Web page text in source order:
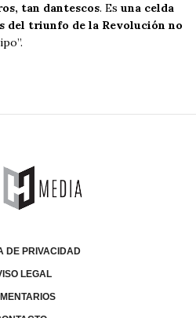
tan dantescos. Es una celda
del triunfo de la Revolución no
DE PRIVACIDAD
LEGAL